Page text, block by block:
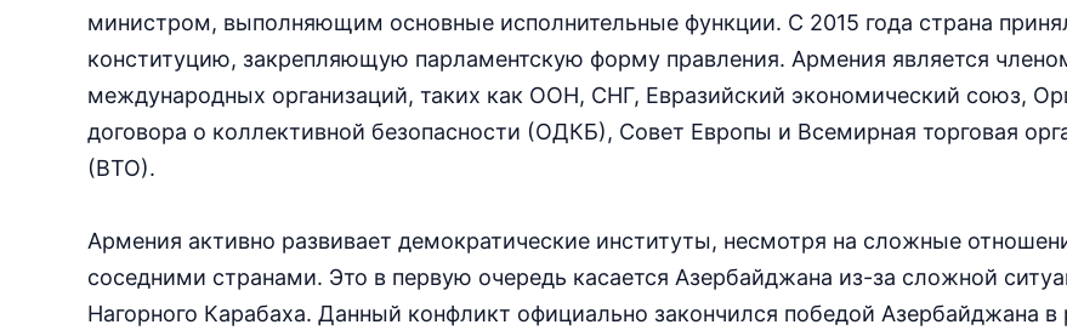
министром, выполняющим основные исполнительные функции. С 2015 года страна
конституцию, закрепляющую парламентскую форму правления. Армения является
международных организаций, таких как ООН, СНГ, Евразийский экономический союз,
договора о коллективной безопасности (ОДКБ), Совет Европы и Всемирная торговая
(ВТО).
Армения активно развивает демократические институты, несмотря на сложные
соседними странами. Это в первую очередь касается Азербайджана из-за сложной
Нагорного Карабаха. Данный конфликт официально закончился победой Азербайджана в